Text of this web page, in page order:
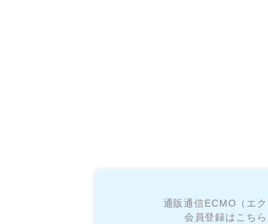
通販通信ECMO（エク
会員登録はこちら